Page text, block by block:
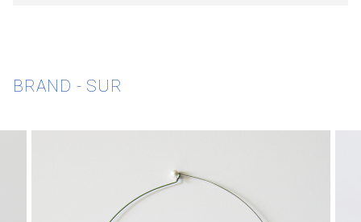
BRAND - SUR